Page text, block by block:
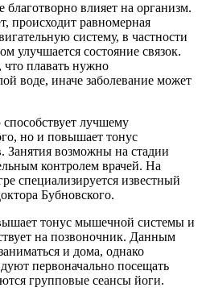
влияет на организм.
происходит равномерная
систему, в частности
улучшается состояние связок.
что плавать нужно
воде, иначе заболевание может
лучшему
но и повышает тонус
Занятия возможны на стадии
контролем врачей. На
специализируется известный
Бубновского.
тонус мышечной системы и
на позвоночник. Данным
и дома, однако
первоначально посещать
групповые сеансы йоги.